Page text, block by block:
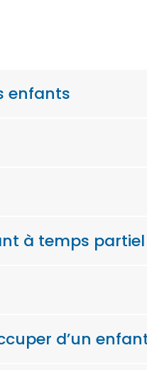
enfants
à temps partiel
d’un